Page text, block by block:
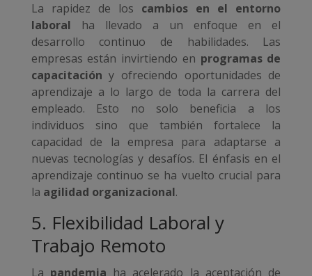
La rapidez de los cambios en el entorno
laboral ha llevado a un enfoque en el
desarrollo continuo de habilidades. Las
empresas están invirtiendo en programas de
capacitación y ofreciendo oportunidades de
aprendizaje a lo largo de toda la carrera del
empleado. Esto no solo beneficia a los
individuos sino que también fortalece la
capacidad de la empresa para adaptarse a
nuevas tecnologías y desafíos. El énfasis en el
aprendizaje continuo se ha vuelto crucial para
la agilidad organizacional.
5. Flexibilidad Laboral y
Trabajo Remoto
La pandemia ha acelerado la aceptación de